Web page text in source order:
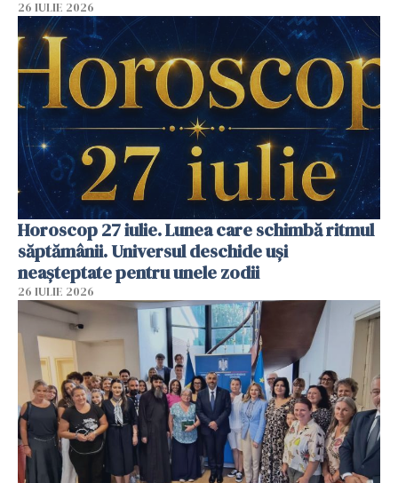
26 IULIE 2026
Horoscop 27 iulie. Lunea care schimbă ritmul
săptămânii. Universul deschide uși
neașteptate pentru unele zodii
26 IULIE 2026